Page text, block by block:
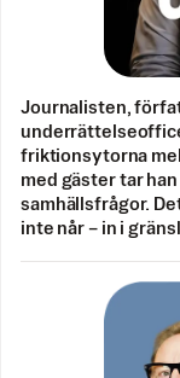
Journalisten,
friktionsytorna
med gäster tar
samhällsfrågor.
inte når – in i